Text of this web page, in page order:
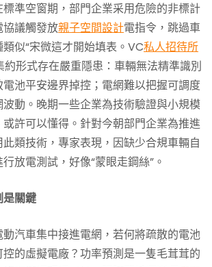
準空窗期，部門企業采用危險的非標計
議觸發放親子空間設計電指令，跳過車
似“宋微這才開始填表。VC私人招待所
約形式存在嚴重隱患：車輛無法精準識別
池平安邊界掉控；電網難以把握可調度
動。晚期一些企業為技術驗證與小規模
許可以懂得。針對今朝部門企業為推進
類技術，專家表現，因缺少合規車輛自
放電測試，好像“蒙眼走鋼絲”。
是關鍵
汽車集中接進電網，若何將疏散的電池
的虛擬電廠？功率預測是一隻毛茸茸的